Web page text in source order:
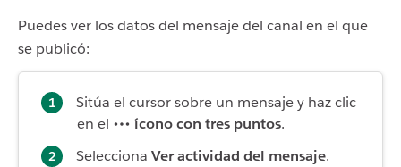
Puedes ver los datos del mensaje del canal en el que
se publicó:
Sitúa el cursor sobre un mensaje y haz clic
en el
ícono con tres puntos.
Selecciona Ver actividad del mensaje.